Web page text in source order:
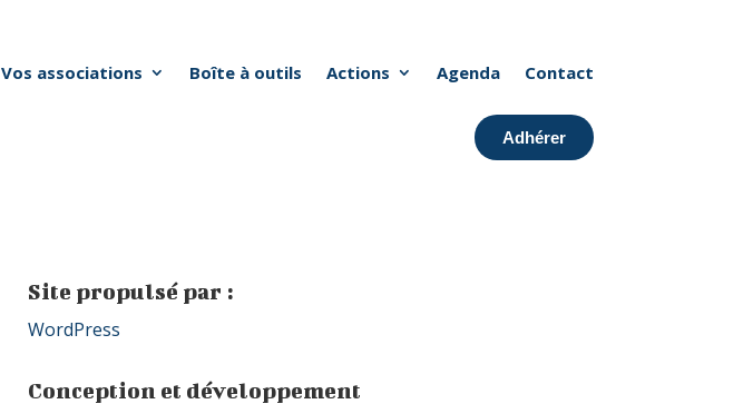
Vos associations Boîte à outils Actions Agenda Contact
Adhérer
Site propulsé par :
WordPress
Conception et développement